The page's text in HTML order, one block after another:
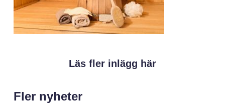
Läs fler inlägg här
Fler nyheter